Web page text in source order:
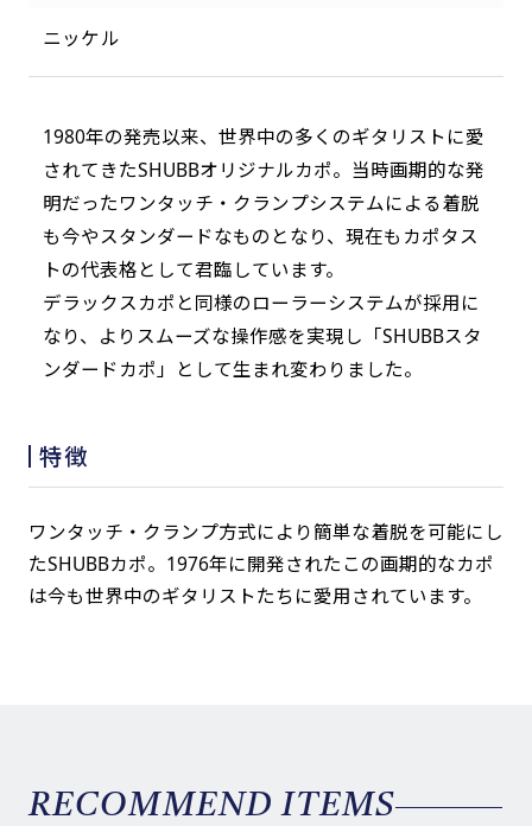
ニッケル
1980年の発売以来、世界中の多くのギタリストに愛
されてきたSHUBBオリジナルカポ。当時画期的な発
明だったワンタッチ・クランプシステムによる着脱
も今やスタンダードなものとなり、現在もカポタス
トの代表格として君臨しています。
デラックスカポと同様のローラーシステムが採用に
なり、よりスムーズな操作感を実現し「SHUBBスタ
ンダードカポ」として生まれ変わりました。
特徴
ワンタッチ・クランプ方式により簡単な着脱を可能にし
たSHUBBカポ。1976年に開発されたこの画期的なカポ
は今も世界中のギタリストたちに愛用されています。
RECOMMEND ITEMS